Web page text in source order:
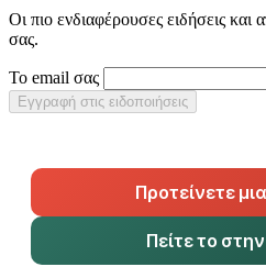
Οι πιο ενδιαφέρουσες ειδήσεις
σας.
Το email σας
Εγγραφή στις ειδοποιήσεις
Προτείνετε
Πείτε το